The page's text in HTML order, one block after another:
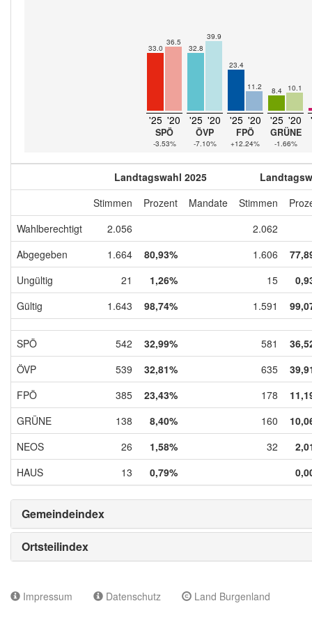
33.0
36.5
'25 '20
SPÖ
-3.53%
32.8
39.9
'25 '20
ÖVP
-7.10%
23.4
11.2
'25 '20
FPÖ
+12.24%
8.4 10.1
'25 '20
GRÜNE
-1.66%
Landtagswahl 2025
Stimmen
Prozent Mandate Stimmen
Wahlberechtigt
2.056
2.062
Abgegeben
1.664 80,93% 1.606
Ungültig
21 1,26% 15
Gültig
1.643 98,74% 1.591
SPÖ 542 32,99% 581
ÖVP
539 32,81% 635
FPÖ
385 23,43% 178
GRÜNE
138 8,40% 160
NEOS
26 1,58% 32
HAUS
13 0,79%
Gemeindeindex
Ortsteilindex
Impressum Datenschutz Land Burgenland